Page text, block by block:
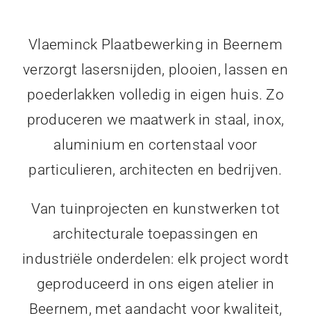
Vlaeminck Plaatbewerking in Beernem
verzorgt lasersnijden, plooien, lassen en
poederlakken volledig in eigen huis. Zo
produceren we maatwerk in staal, inox,
aluminium en cortenstaal voor
particulieren, architecten en bedrijven.
Van tuinprojecten en kunstwerken tot
architecturale toepassingen en
industriële onderdelen: elk project wordt
geproduceerd in ons eigen atelier in
Beernem, met aandacht voor kwaliteit,